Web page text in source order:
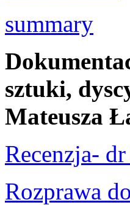
summary
sztuki,
Mateusza
Recenzja-
Rozprawa